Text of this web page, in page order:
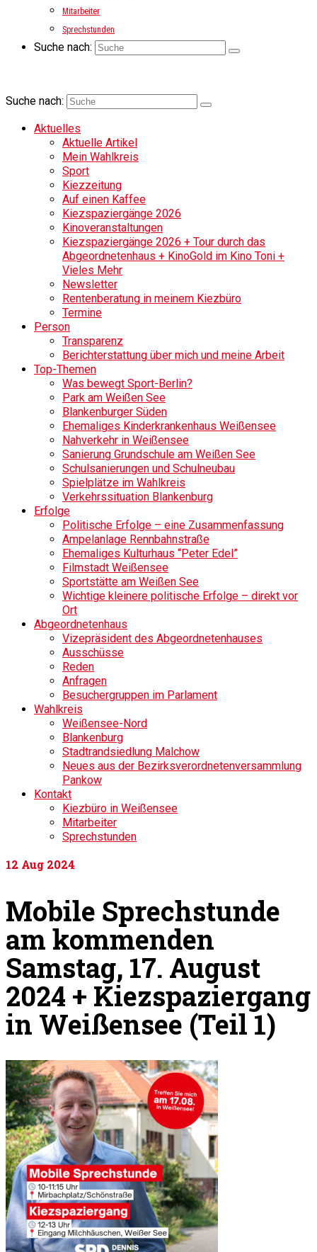
Mitarbeiter
Sprechstunden
Suche nach:
Suche nach:
Aktuelles
Aktuelle Artikel
Mein Wahlkreis
Sport
Kiezzeitung
Auf einen Kaffee
Kiezspaziergänge 2026
Kinoveranstaltungen
Kiezspaziergänge 2026 + Tour durch das
Abgeordnetenhaus + KinoGold im Kino Toni +
Vieles Mehr
Newsletter
Rentenberatung in meinem Kiezbüro
Termine
Person
Transparenz
Berichterstattung über mich und meine Arbeit
Top-Themen
Was bewegt Sport-Berlin?
Park am Weißen See
Blankenburger Süden
Ehemaliges Kinderkrankenhaus Weißensee
Nahverkehr in Weißensee
Sanierung Grundschule am Weißen See
Schulsanierungen und Schulneubau
Spielplätze im Wahlkreis
Verkehrssituation Blankenburg
Erfolge
Politische Erfolge – eine Zusammenfassung
Ampelanlage Rennbahnstraße
Ehemaliges Kulturhaus “Peter Edel”
Filmstadt Weißensee
Sportstätte am Weißen See
Wichtige kleinere politische Erfolge – direkt vor
Ort
Abgeordnetenhaus
Vizepräsident des Abgeordnetenhauses
Ausschüsse
Reden
Anfragen
Besuchergruppen im Parlament
Wahlkreis
Weißensee-Nord
Blankenburg
Stadtrandsiedlung Malchow
Neues aus der Bezirksverordnetenversammlung
Pankow
Kontakt
Kiezbüro in Weißensee
Mitarbeiter
Sprechstunden
12 Aug 2024
Mobile Sprechstunde
am kommenden
Samstag, 17. August
2024 + Kiezspaziergang
in Weißensee (Teil 1)